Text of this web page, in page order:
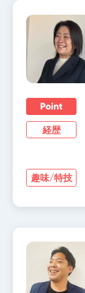
Point
経歴
趣味/特技